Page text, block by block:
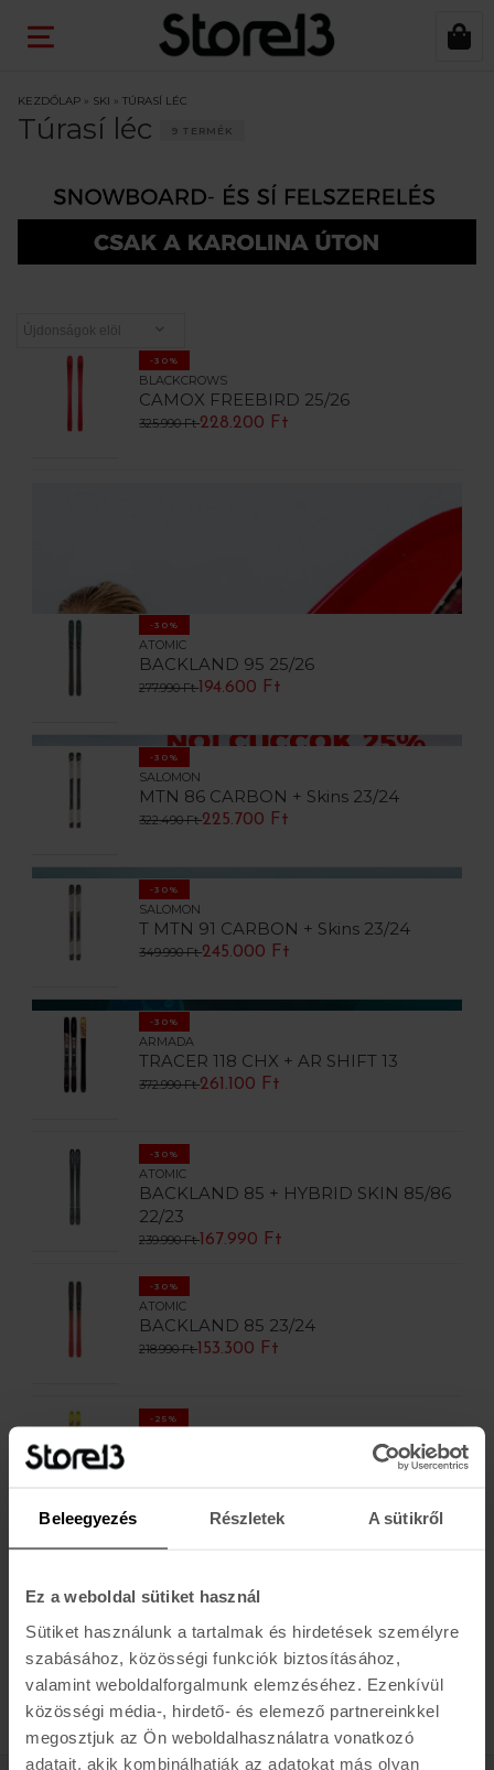
Beleegyezés Részletek A sütikről
Ez a weboldal sütiket használ
Sütiket használunk a tartalmak és hirdetések személyre
szabásához, közösségi funkciók biztosításához,
valamint weboldalforgalmunk elemzéséhez. Ezenkívül
közösségi média-, hirdető- és elemező partnereinkkel
megosztjuk az Ön weboldalhasználatra vonatkozó
adatait, akik kombinálhatják az adatokat más olyan
KEZDŐLAP » SKI » TÚRASÍ LÉC
Túrasí léc 9 TERMÉK
-30%
BLACKCROWS
CAMOX FREEBIRD 25/26
325.990 Ft228.200 Ft
-30%
ATOMIC
BACKLAND 95 25/26
277.990 Ft 194.600 Ft
-30%
SALOMON
MTN 86 CARBON + Skins 23/24
322.490 Ft225.700 Ft
-30%
SALOMON
T MTN 91 CARBON + Skins 23/24
349.990 Ft245.000 Ft
-30%
ARMADA
TRACER 118 CHX + AR SHIFT 13
372.990 Ft261.100 Ft
-30%
ATOMIC
BACKLAND 85 + HYBRID SKIN 85/86
22/23
239.990 Ft 167.990 Ft
-30%
ATOMIC
BACKLAND 85 23/24
218.990 Ft 153.300 Ft
-25%
-30%
ORB FREEBIRD 25/26